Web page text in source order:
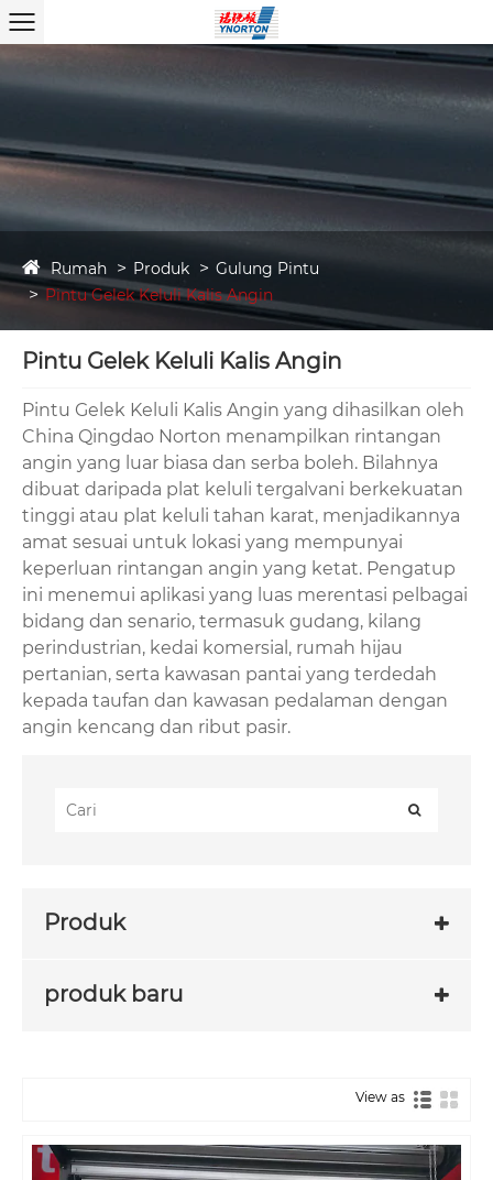
Rumah Produk
Gulung Pintu
Pintu Gelek Keluli Kalis Angin
Pintu Gelek Keluli Kalis Angin
Pintu Gelek Keluli Kalis Angin yang dihasilkan oleh
China Qingdao Norton menampilkan rintangan
angin yang luar biasa dan serba boleh. Bilahnya
dibuat daripada plat keluli tergalvani berkekuatan
tinggi atau plat keluli tahan karat, menjadikannya
amat sesuai untuk lokasi yang mempunyai
keperluan rintangan angin yang ketat. Pengatup
ini menemui aplikasi yang luas merentasi pelbagai
bidang dan senario, termasuk gudang, kilang
perindustrian, kedai komersial, rumah hijau
pertanian, serta kawasan pantai yang terdedah
kepada taufan dan kawasan pedalaman dengan
angin kencang dan ribut pasir.
Produk
produk baru
View as